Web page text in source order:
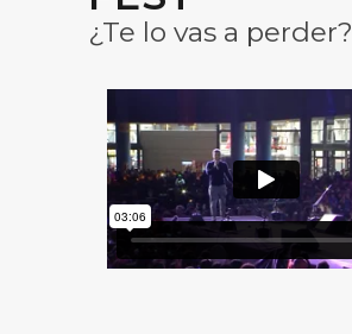
¿Te lo vas a perder?